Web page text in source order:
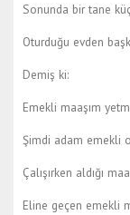
Sonunda bir tane
Oturduğu evden
Demiş ki:
Emekli maaşım
Şimdi adam emekli
Çalışırken aldığı
Eline geçen emekli